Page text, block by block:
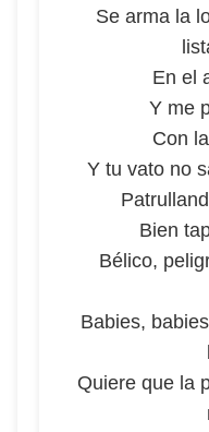
Se arma la
En el
Y me
Con
Y tu vato no
Bien
Bélico,
Babies,
Quiere que la